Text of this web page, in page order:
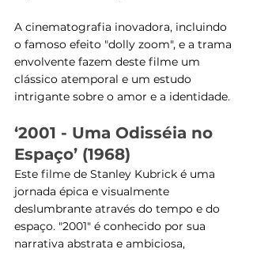
A cinematografia inovadora, incluindo
o famoso efeito "dolly zoom", e a trama
envolvente fazem deste filme um
clássico atemporal e um estudo
intrigante sobre o amor e a identidade​​.
‘2001 - Uma Odisséia no
Espaço’ (1968)
Este filme de Stanley Kubrick é uma
jornada épica e visualmente
deslumbrante através do tempo e do
espaço. "2001" é conhecido por sua
narrativa abstrata e ambiciosa,